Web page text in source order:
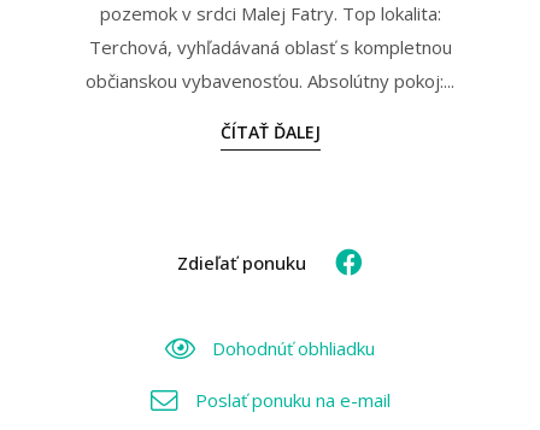
pozemok v srdci Malej Fatry. Top lokalita:
Terchová, vyhľadávaná oblasť s kompletnou
občianskou vybavenosťou. Absolútny pokoj:...
ČÍTAŤ ĎALEJ
Zdieľať ponuku
Dohodnúť obhliadku
Poslať ponuku na e-mail